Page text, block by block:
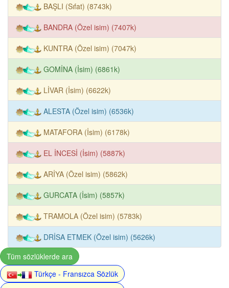
BAŞLI (Sıfat) (8743k)
BANDRA (Özel isim) (7407k)
KUNTRA (Özel isim) (7047k)
GOMİNA (İsim) (6861k)
LİVAR (İsim) (6622k)
ALESTA (Özel isim) (6536k)
MATAFORA (İsim) (6178k)
EL İNCESİ (İsim) (5887k)
ARİYA (Özel isim) (5862k)
GURCATA (İsim) (5857k)
TRAMOLA (Özel isim) (5783k)
DRİSA ETMEK (Özel isim) (5626k)
Tüm sözlüklerde ara
Türkçe - Fransızca Sözlük